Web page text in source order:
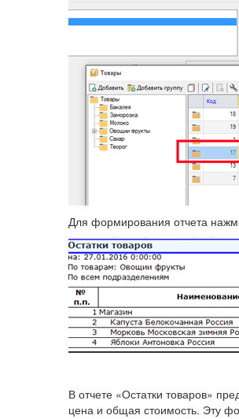
Для формирования отчета
В отчете «Остатки товаров»
цена и общая стоимость. Эту